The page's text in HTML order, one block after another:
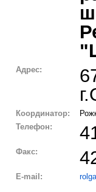
Адрес:
Координатор:
Телефон:
Факс:
E-mail: